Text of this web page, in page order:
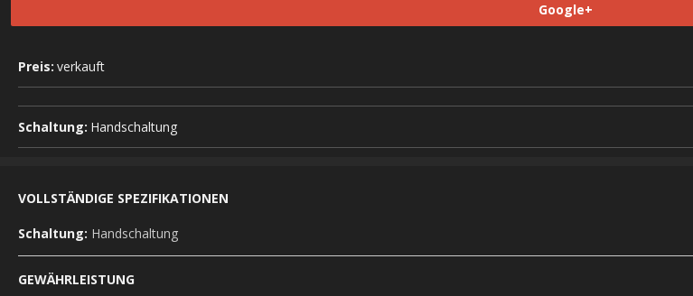
Google+
Preis: verkauft
Schaltung: Handschaltung
VOLLSTÄNDIGE SPEZIFIKATIONEN
Schaltung: Handschaltung
GEWÄHRLEISTUNG